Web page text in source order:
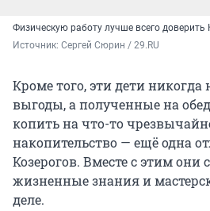
Физическую работу лучше всего доверить
Источник: Сергей Сюрин / 29.RU
Кроме того, эти дети никогда
выгоды, а полученные на
копить на что-то
накопительство — ещё одна
Козерогов. Вместе с этим они
жизненные знания и
деле.